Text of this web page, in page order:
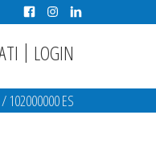
| LOGIN
/102000000 ES